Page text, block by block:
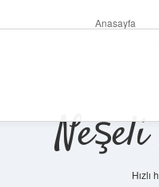
Anasayfa